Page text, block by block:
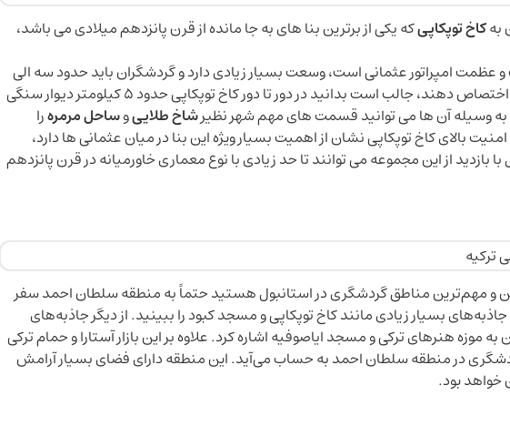
بهکاخ توپکاپیکه یکی از برترین بنا های به جا مانده از قرن پانزدهم میلادی می باشد،
عظمت امپراتور عثمانی است، وسعت بسیار زیادی دارد و گردشگران باید حدود سه الی
چهار ساعت از زمان خود را به بازدید آن اختصاص دهند، جالب است بدانید در دور تا دور کاخ توپکاپی حدود 5 کیلومتر دیوار سنگی
به وسیله آن ها می توانید قسمت های مهم شهر نظیرشاخ طلاییوساحل مرمرهرا
بالای کاخ توپکاپی نشان از اهمیت بسیار ویژه این بنا در میان عثمانی ها دارد،
بازدید از این مجموعه می توانند تا حد زیادی با نوع معماری خاورمیانه در قرن پانزدهم
و مهم‌ترین مناطق گردشگری در استانبول هستید حتماً به منطقه سلطان احمد سفر
بسیار زیادی مانند کاخ توپکاپی و مسجد کبود را ببینید. از دیگر جاذبه‌های
هنر‌های ترکی و مسجد ایاصوفیه اشاره کرد. علاوه بر این بازار آستارا و حمام ترکی
در منطقه سلطان احمد به حساب می‌آید. این منطقه دارای فضای بسیار آرامش
خواهد بود.